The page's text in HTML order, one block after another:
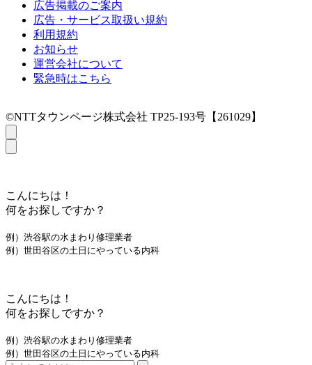
広告掲載のご案内
広告・サービス取扱い規約
利用規約
お知らせ
運営会社について
緊急時はこちら
©NTTタウンページ株式会社 TP25-193号【261029】
こんにちは！
何をお探しですか？
例）渋谷駅の水まわり修理業者
例）世田谷区の土日にやっている内科
こんにちは！
何をお探しですか？
例）渋谷駅の水まわり修理業者
例）世田谷区の土日にやっている内科